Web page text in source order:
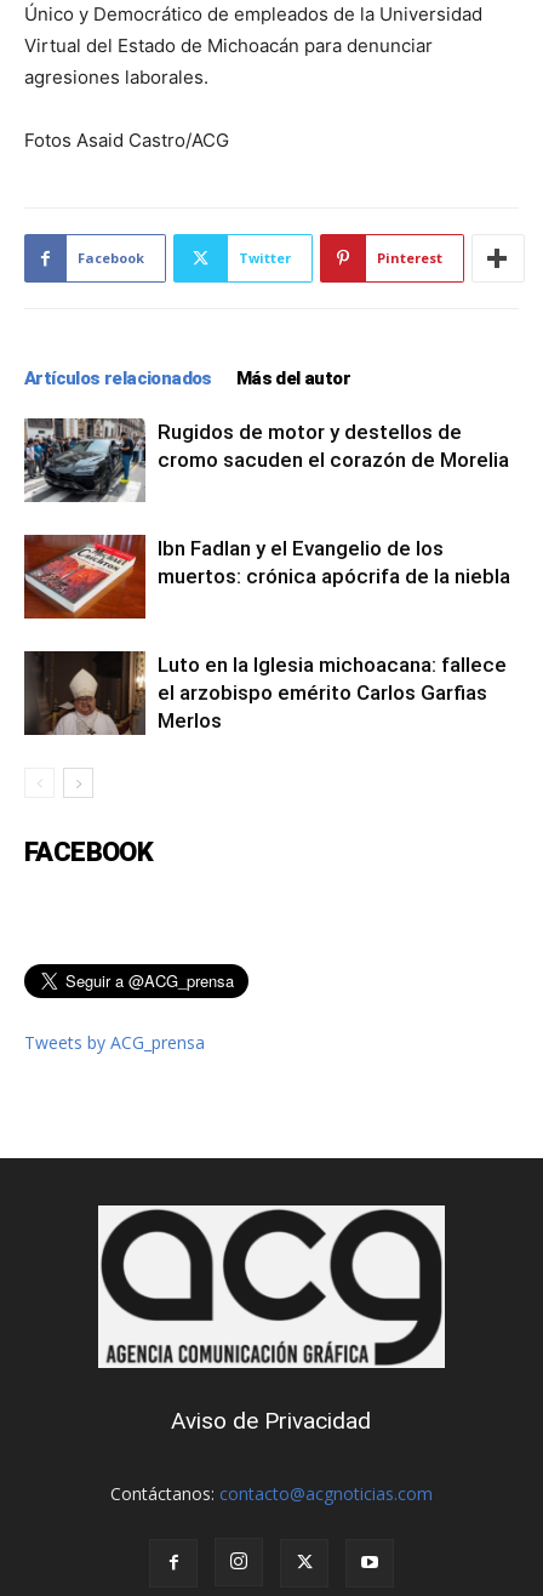
Único y Democrático de empleados de la Universidad
Virtual del Estado de Michoacán para denunciar
agresiones laborales.
Fotos Asaid Castro/ACG
Facebook Twitter Pinterest
Artículos relacionados Más del autor
Rugidos de motor y destellos de
cromo sacuden el corazón de Morelia
Ibn Fadlan y el Evangelio de los
muertos: crónica apócrifa de la niebla
Luto en la Iglesia michoacana: fallece
el arzobispo emérito Carlos Garfias
Merlos
FACEBOOK
Tweets by ACG_prensa
Aviso de Privacidad
Contáctanos: contacto@acgnoticias.com